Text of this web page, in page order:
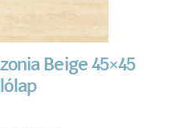
Beige 45×45